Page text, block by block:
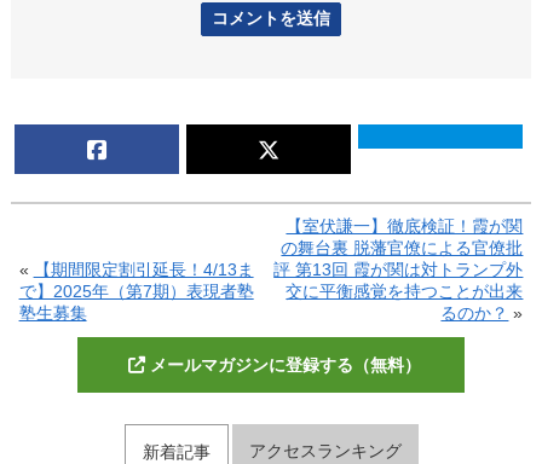
«
【期間限定割引延長！4/13ま
で】2025年（第7期）表現者塾
塾生募集
【室伏謙一】徹底検証！霞が関
の舞台裏 脱藩官僚による官僚批
評 第13回 霞が関は対トランプ外
交に平衡感覚を持つことが出来
るのか？ »
メールマガジンに登録する（無料）
新着記事 アクセスランキング